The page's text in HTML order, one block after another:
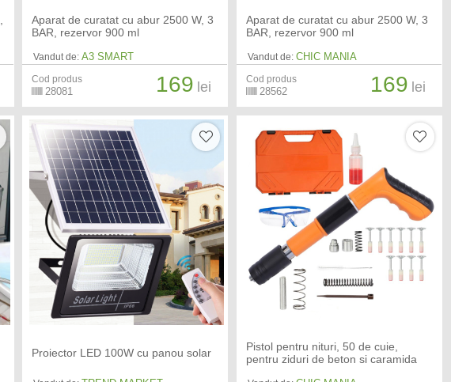
Aparat de curatat cu abur 2500 W, 3
BAR, rezervor 900 ml
Vandut de: A3 SMART
Cod produs
28081 169 lei
Aparat de curatat cu abur 2500 W, 3
BAR, rezervor 900 ml
Vandut de: CHIC MANIA
Cod produs
28562 169 lei
Proiector LED 100W cu panou solar
Pistol pentru nituri, 50 de cuie,
pentru ziduri de beton si caramida